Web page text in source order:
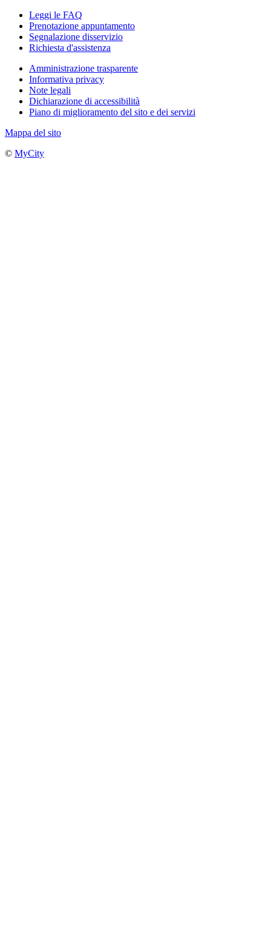
Leggi le FAQ
Prenotazione appuntamento
Segnalazione disservizio
Richiesta d'assistenza
Amministrazione trasparente
Informativa privacy
Note legali
Dichiarazione di accessibilità
Piano di miglioramento del sito e dei servizi
Mappa del sito
© MyCity